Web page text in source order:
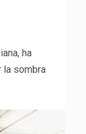
ha
la sombra